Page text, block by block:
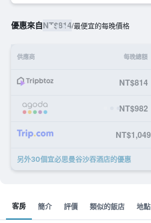
優惠來自NT$814/最便宜的每晚價格
供應商 每晚總額
NT$814
NT$982
NT$1,049
另外30個宜必思曼谷沙吞酒店​的優惠
客房 簡介 評價 類似的飯店 地點